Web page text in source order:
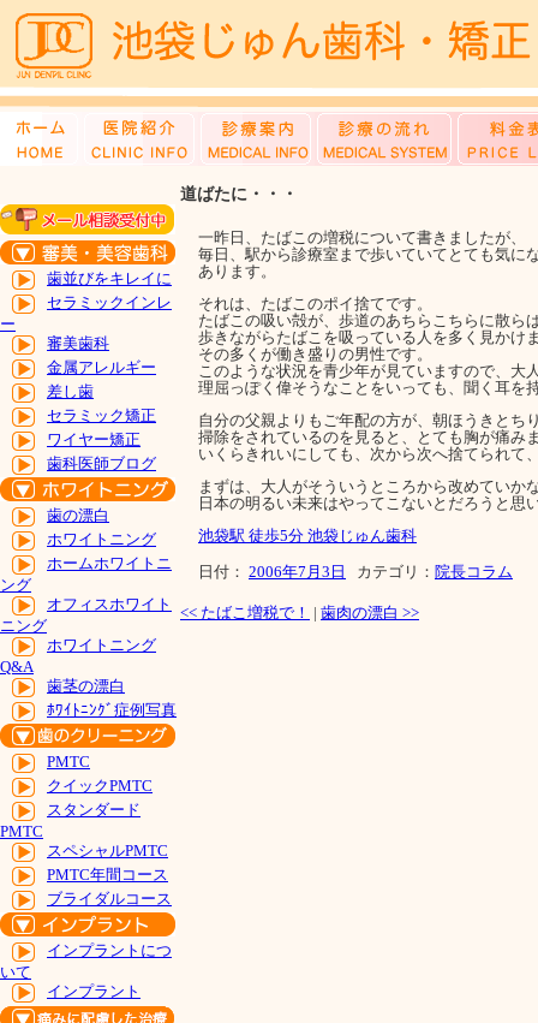
歯並びをキレイに
セラミックインレ
ー
審美歯科
金属アレルギー
差し歯
セラミック矯正
ワイヤー矯正
歯科医師ブログ
歯の漂白
ホワイトニング
ホームホワイトニ
ング
オフィスホワイト
ニング
ホワイトニング
Q&A
歯茎の漂白
ﾎﾜｲﾄﾆﾝｸﾞ症例写真
PMTC
クイックPMTC
スタンダード
PMTC
スペシャルPMTC
PMTC年間コース
ブライダルコース
インプラントにつ
いて
インプラント
道ばたに・・・
一昨日、たばこの増税について書きましたが、
毎日、駅から診療室まで歩いていてとても気に
あります。
それは、たばこのポイ捨てです。
たばこの吸い殻が、歩道のあちらこちらに散ら
歩きながらたばこを吸っている人を多く見かけ
その多くが働き盛りの男性です。
このような状況を青少年が見ていますので、大
理屈っぽく偉そうなことをいっても、聞く耳を
自分の父親よりもご年配の方が、朝ほうきとち
掃除をされているのを見ると、とても胸が痛み
いくらきれいにしても、次から次へ捨てられて
まずは、大人がそういうところから改めていか
日本の明るい未来はやってこないとだろうと思
池袋駅 徒歩5分 池袋じゅん歯科
日付： 2006年7月3日 カテゴリ： 院長コラム
<< たばこ増税で！ | 歯肉の漂白 >>